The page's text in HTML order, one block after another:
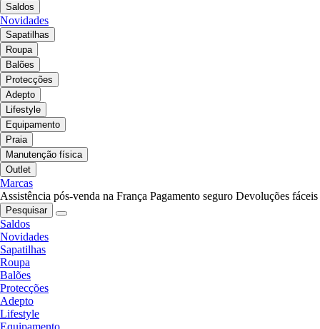
Saldos
Novidades
Sapatilhas
Roupa
Balões
Protecções
Adepto
Lifestyle
Equipamento
Praia
Manutenção física
Outlet
Marcas
Assistência pós-venda na França Pagamento seguro Devoluções fáceis
Pesquisar
Saldos
Novidades
Sapatilhas
Roupa
Balões
Protecções
Adepto
Lifestyle